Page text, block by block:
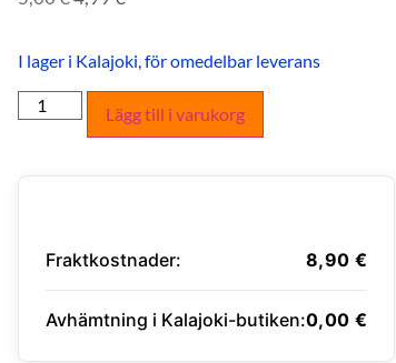
I lager i Kalajoki, för omedelbar leverans
Lägg till i varukorg
Fraktkostnader: 8,90 €
Avhämtning i Kalajoki-butiken:0,00 €